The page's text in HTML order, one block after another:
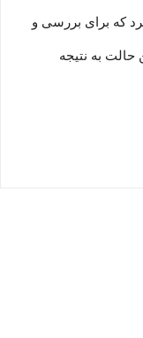
که برای بررسی و
حالت به نتیجه